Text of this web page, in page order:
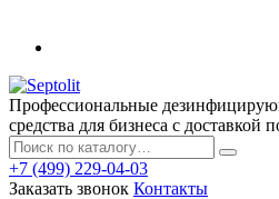
Профессиональные
средства для бизнеса с доставкой
+7 (499) 229-04-03
Заказать звонок Контакты